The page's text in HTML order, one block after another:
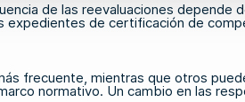
de las reevaluaciones
de certificación de
frecuente, mientras que otros
normativo. Un cambio en las